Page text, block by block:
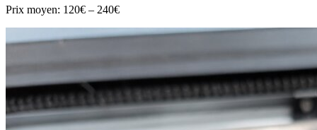
Prix moyen: 120€ – 240€